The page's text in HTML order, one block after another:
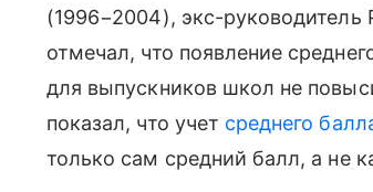
(1996−2004), экс-
отмечал, что появление
для выпускников школ не
показал, что учет среднего
только сам средний балл, а не